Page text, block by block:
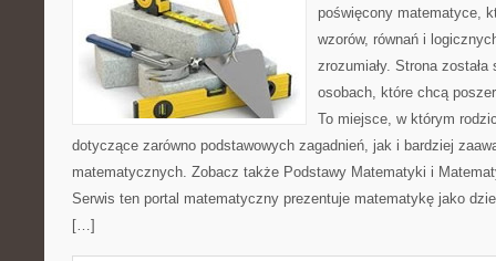
poświęcony matematyce,
wzorów, równań i
zrozumiały. Strona
osobach, które chcą
To miejsce, w którym
dotyczące zarówno podstawowych zagadnień, jak i bardziej
matematycznych. Zobacz także Podstawy Matematyki i
Serwis ten portal matematyczny prezentuje matematykę jako
[…]